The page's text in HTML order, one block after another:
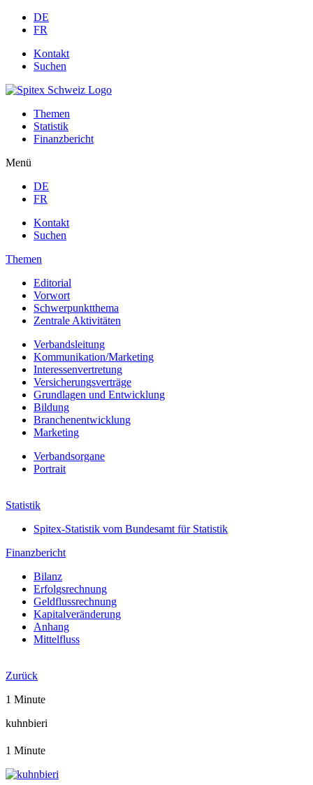
DE
FR
Kontakt
Suchen
Themen
Statistik
Finanzbericht
Menü
DE
FR
Kontakt
Suchen
Themen
Editorial
Vorwort
Schwerpunktthema
Zentrale Aktivitäten
Verbandsleitung
Kommunikation/Marketing
Interessenvertretung
Versicherungsverträge
Grundlagen und Entwicklung
Bildung
Branchenentwicklung
Marketing
Verbands­organe
Portrait
Statistik
Spitex-Statistik vom Bundesamt für Statistik
Finanzbericht
Bilanz
Erfolgs­rechnung
Geldfluss­rechnung
Kapital­veränderung
Anhang
Mittelfluss
Zurück
1 Minute
kuhnbieri
1 Minute